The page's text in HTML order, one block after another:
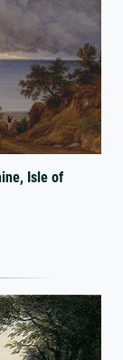
Isle of